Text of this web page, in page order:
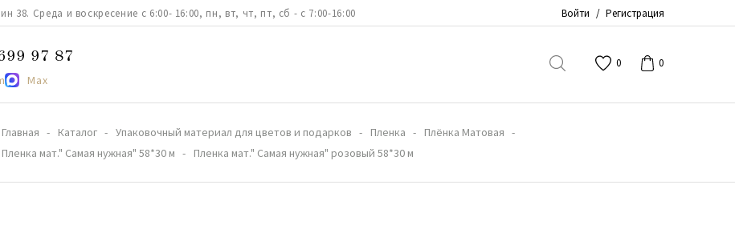
38. Среда и воскресение с 6:00- 16:00, пн, вт, чт, пт, сб - с 7:00-16:00 Войти / Регистрация
97 87
Max
0 0
Главная Каталог Упаковочный материал для цветов и подарков Пленка
Плёнка Матовая
Пленка мат." Самая нужная" 58*30 м
Пленка мат." Самая нужная" розовый 58*30 м